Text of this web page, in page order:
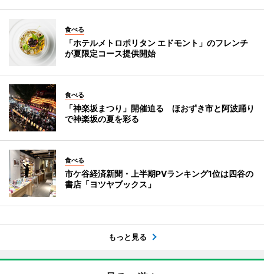
食べる
「ホテルメトロポリタン エドモント」のフレンチ
が夏限定コース提供開始
食べる
「神楽坂まつり」開催迫る ほおずき市と阿波踊り
で神楽坂の夏を彩る
食べる
市ケ谷経済新聞・上半期PVランキング1位は四谷の
書店「ヨツヤブックス」
もっと見る